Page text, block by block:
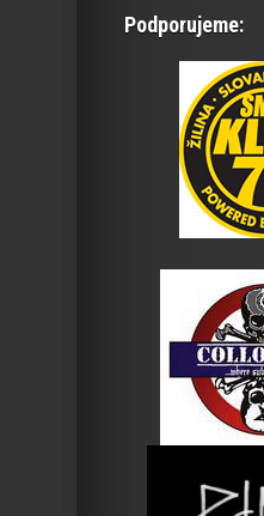
Podporujeme: